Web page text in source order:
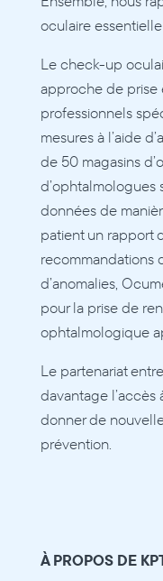
oculaire
Le check-up
approche de prise
professionnels
mesures à l’aide
de 50 magasins
d’ophtalmologues
données de
patient un rapport
recommandations
d’anomalies,
pour la prise de
ophtalmologique
Le partenariat
davantage
donner de
prévention.
À PROPOS DE